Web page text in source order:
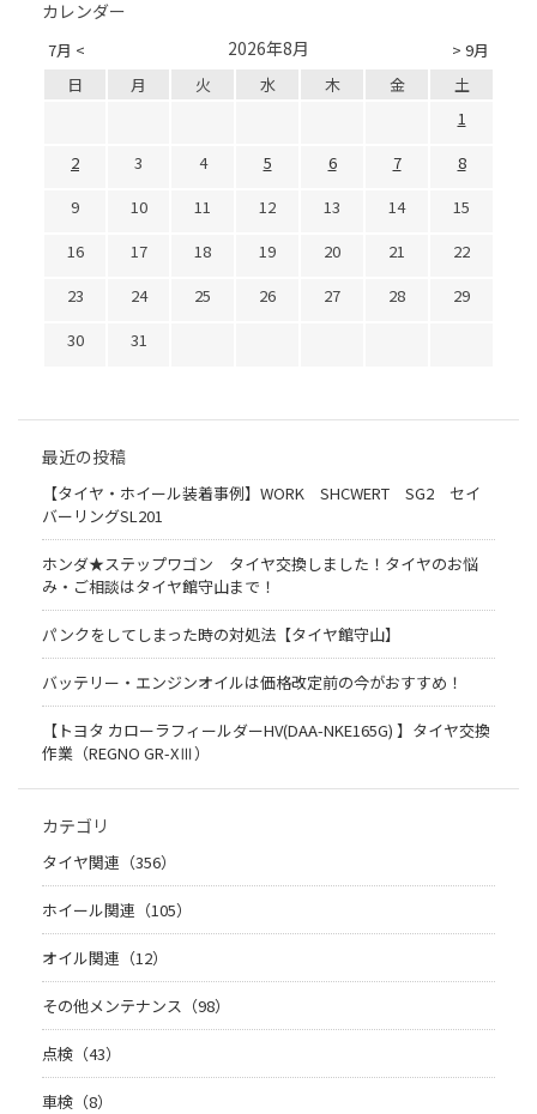
カレンダー
7月 < > 9月
2026年8月
日 月 火 水 木 金
土
1
2
3 4 5 6 7
8
9
10 11 12 13 14
15
16
17 18 19 20 21
22
23
24 25 26 27 28
29
30
31
最近の投稿
【タイヤ・ホイール装着事例】WORK SHCWERT SG2 セイ
バーリングSL201
ホンダ★ステップワゴン タイヤ交換しました！タイヤのお悩
み・ご相談はタイヤ館守山まで！
パンクをしてしまった時の対処法【タイヤ館守山】
バッテリー・エンジンオイルは価格改定前の今がおすすめ！
【トヨタ カローラフィールダーHV(DAA-NKE165G) 】タイヤ交換
作業（REGNO GR-XⅢ）
カテゴリ
タイヤ関連（356）
ホイール関連（105）
オイル関連（12）
その他メンテナンス（98）
点検（43）
車検（8）